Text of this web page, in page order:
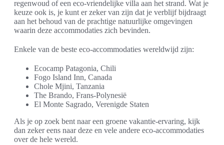
regenwoud of een eco-vriendelijke villa aan het strand. Wat je
keuze ook is, je kunt er zeker van zijn dat je verblijf bijdraagt
aan het behoud van de prachtige natuurlijke omgevingen
waarin deze accommodaties zich bevinden.
Enkele van de beste eco-accommodaties wereldwijd zijn:
Ecocamp Patagonia, Chili
Fogo Island Inn, Canada
Chole Mjini, Tanzania
The Brando, Frans-Polynesië
El Monte Sagrado, Verenigde Staten
Als je op zoek bent naar een groene vakantie-ervaring, kijk
dan zeker eens naar deze en vele andere eco-accommodaties
over de hele wereld.